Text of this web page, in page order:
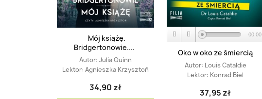
Mój książę.
Bridgertonowie....
Autor: Julia Quinn
Lektor: Agnieszka Krzysztoń
34,90 zł
00:00
Oko w oko ze śmiercią
Autor: Louis Cataldie
Lektor: Konrad Biel
37,95 zł